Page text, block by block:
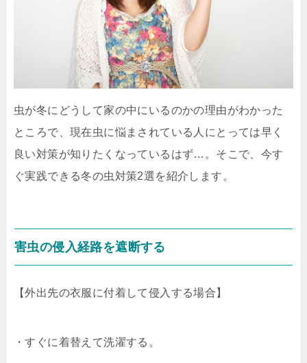
虫が冬にどうして家の中にいるのかの理由がわかった
ところで、現在虫に悩まされている人にとっては早く
良い対策が知りたくなっているはず…。そこで、今す
ぐ実践できる冬の虫対策2選を紹介します。
害虫の侵入経路を遮断する
【外出先の衣服に付着して侵入する場合】
・すぐに着替えて洗濯する。